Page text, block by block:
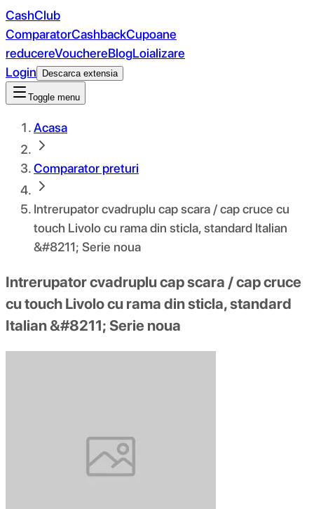
CashClub
ComparatorCashbackCupoane
reducereVouchereBlogLoializare
Login
Descarca extensia
Toggle menu
Acasa
Comparator preturi
Intrerupator cvadruplu cap scara / cap cruce cu
touch Livolo cu rama din sticla, standard Italian
&#8211; Serie noua
Intrerupator cvadruplu cap scara / cap cruce
cu touch Livolo cu rama din sticla, standard
Italian &#8211; Serie noua